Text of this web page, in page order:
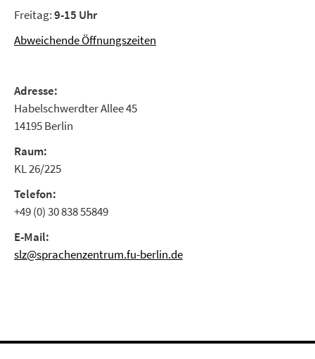
Freitag:9-15 Uhr
Abweichende Öffnungszeiten
Adresse:
Habelschwerdter Allee 45
14195 Berlin
Raum:
KL 26/225
Telefon:
+49 (0) 30 838 55849
E-Mail:
slz@sprachenzentrum.fu-berlin.de